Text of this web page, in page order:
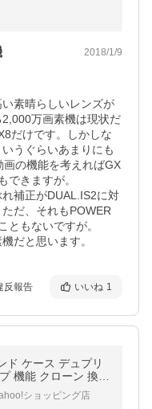
2018/1/9
素晴らしいレンズが
万画素機は現状だ
だけです。しかしな
うぐらいあまりにも
の機能を考えればGX
できますが。
補正がDUAL.IS2に対
だ、それもPOWER
ともないですが。
だと思います。
反報告 いいね 1
ド ケース デュプリ
機能 クローン 換装
チ / Win / Mac LHR
ショッピング店